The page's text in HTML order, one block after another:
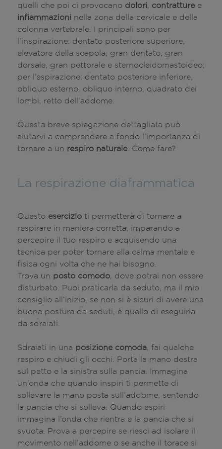
quelli che poi ci provocano dolori contratture e
infiammazioni nella zona della cervicale e della
colonna vertebrale. I principali sono per
l’inspirazione: dentato posteriore superiore,
elevatore della scapola, gran dentato, gran
dorsale, gran pettorale e sternocleidomastoideo;
per l’espirazione: dentato posteriore inferiore,
obliquo esterno, obliquo interno, quadrato dei
lombi, retto dell’addome.
Questa breve spiegazione dettagliata può
aiutarvi a comprendere a fondo l’importanza di
tornare a un respiro naturale . Come fare?
La respirazione diaframmatica
Questo esercizio ti permetterà di tornare a
respirare in maniera corretta, imparando a
percepire il tuo respiro e acquisendo una
tecnica per poter tornare alla calma mentale e
fisica ogni volta che ne hai bisogno.
Trova un posto comodo , dove potrai non essere
disturbato. Puoi praticarla da seduto, ma il mio
consiglio all’inizio, se non si è sicuri di avere una
buona postura da seduti, è quello di eseguirla
da sdraiati.
Sdraiati in una posizione comoda , fai qualche
respiro e chiudi gli occhi. Porta la mano destra
sul petto e la sinistra sulla pancia. Immagina
un’onda che quando inspiri ti permette di
sollevare la mano posta sull’addome, sentendo
la pancia che si solleva. Quando espiri
immagina l’onda che rientra e la pancia che si
svuota. Prova a percepire se riesci ad isolare il
movimento nell’addome o se anche il torace si